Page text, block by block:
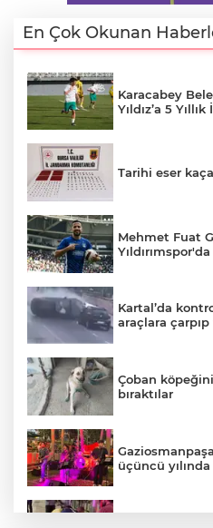
En Çok Okunan
Karacabey
Yıldız’a 5 Yıllık
Tarihi eser
Mehmet Fuat
Yıldırımspor'da
Kartal’da
araçlara
Çoban
bıraktılar
üçüncü yılında